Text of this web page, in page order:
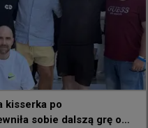
należą do
się tuż obok
a na EWC 🔊😲
kisserka po
sobie dalszą grę o